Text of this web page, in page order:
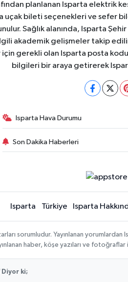
planlanan Isparta elektrik
uçak bileti seçenekleri ve sefer
Sağlık alanında, Isparta
akademik gelişmeler takip
gerekli olan Isparta posta
bilgileri bir araya getirerek
Isparta Hava Durumu
Son Dakika Haberleri
Isparta Türkiye Isparta
sorumludur. Yayınlanan
haber, köşe yazıları ve
Diyor ki;